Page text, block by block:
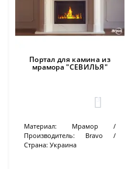
Портал для камина из
мрамора "СЕВИЛЬЯ"
3
Материал:
Мрамор
Производитель:
Bravo
Страна: Украина